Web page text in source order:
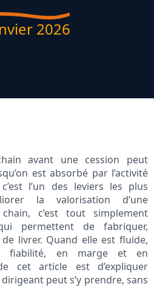
2026
avant une cession peut
est absorbé par l’activité
l’un des leviers les plus
la valorisation d’une
c’est tout simplement
permettent de fabriquer,
de livrer. Quand elle est fluide,
fiabilité, en marge et en
cet article est d’expliquer
peut s’y prendre, sans